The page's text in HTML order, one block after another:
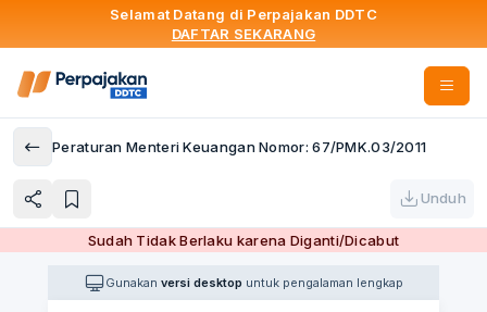
Selamat Datang di Perpajakan DDTC
DAFTAR SEKARANG
Peraturan Menteri Keuangan Nomor: 67/PMK.03/2011
Unduh
Sudah Tidak Berlaku karena Diganti/Dicabut
Gunakan versi desktop untuk pengalaman lengkap